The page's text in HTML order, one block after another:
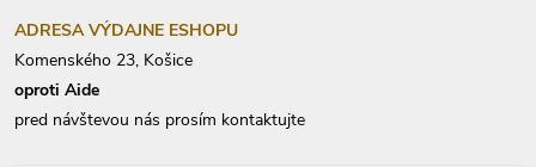
ADRESA VÝDAJNE ESHOPU
Komenského 23, Košice
oproti Aide
pred návštevou nás prosím kontaktujte